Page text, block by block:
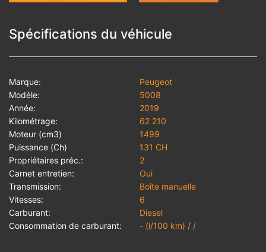
Spécifications du véhicule
Marque:
Peugeot
Modèle:
5008
Année:
2019
Kilométrage:
62 210
Moteur (cm3)
1499
Puissance (Ch)
131 CH
Propriétaires préc.:
2
Carnet entretien:
Oui
Transmission:
Boîte manuelle
Vitesses:
6
Carburant:
Diesel
Consommation de carburant:
- (l/100 km) / /